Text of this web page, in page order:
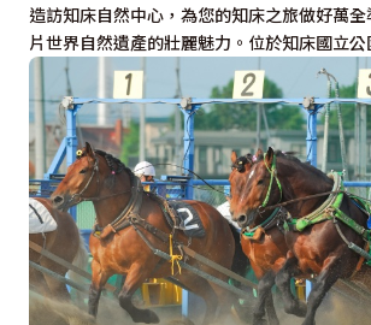
造訪知床自然中心，為您的知床之旅做好萬
片世界自然遺產的壯麗魅力。位於知床國立